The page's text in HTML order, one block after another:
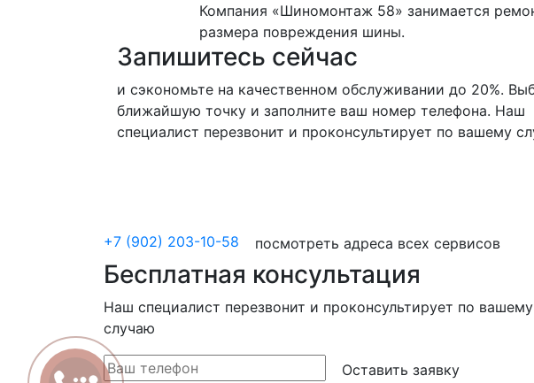
Компания «Шиномонтаж 58» занимается
размера повреждения шины.
Запишитесь сейчас
и сэкономьте на качественном обслуживании до 20%.
ближайшую точку и заполните ваш номер телефона. Наш
специалист перезвонит и проконсультирует по вашему
+7 (902) 203-10-58 посмотреть адреса всех сервисов
Бесплатная консультация
Наш специалист перезвонит и проконсультирует по вашему
случаю
Оставить заявку